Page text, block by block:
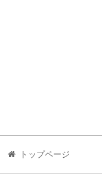
トップページ